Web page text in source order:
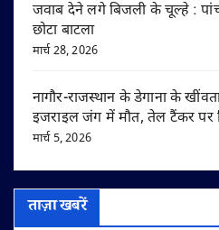
जवाब देने लगे बिजली के चूल्हे :
छोटा बाटला
मार्च 28, 2026
नागौर-राजस्थान के डेगाना के
इजराइल जंग में मौत, तेल टैंकर पर
मार्च 5, 2026
ताज़ा खबरें